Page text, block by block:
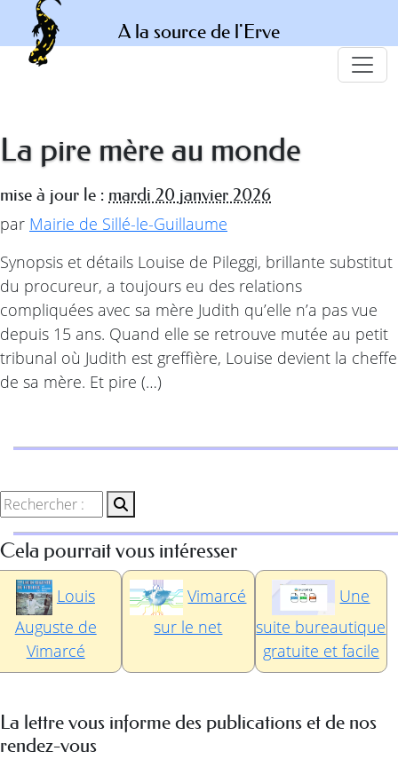
A la source de l'Erve
La pire mère au monde
mise à jour le : mardi 20 janvier 2026
par Mairie de Sillé-le-Guillaume
Synopsis et détails Louise de Pileggi, brillante substitut
du procureur, a toujours eu des relations
compliquées avec sa mère Judith qu’elle n’a pas vue
depuis 15 ans. Quand elle se retrouve mutée au petit
tribunal où Judith est greffière, Louise devient la cheffe
de sa mère. Et pire (…)
Cela pourrait vous intéresser
Louis
Auguste de
Vimarcé
Vimarcé
sur le net
Une
suite bureautique
gratuite et facile
La lettre vous informe des publications et de nos
rendez-vous